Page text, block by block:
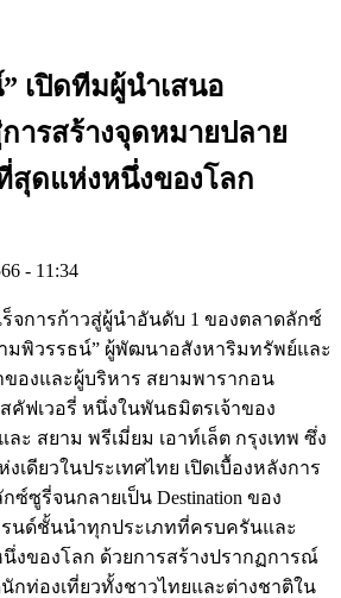
เปิดทีมผู้นำเสนอ
ารสร้างจุดหมายปลาย
ดแห่งหนึ่งของโลก
- 11:34
จการก้าวสู่ผู้นำอันดับ 1 ของตลาดลักซ์
มพิวรรธน์” ผู้พัฒนาอสังหาริมทรัพย์และ
องและผู้บริหาร สยามพารากอน
คัฟเวอรี่ หนึ่งในพันธมิตรเจ้าของ
ะ สยาม พรีเมี่ยม เอาท์เล็ต กรุงเทพ ซึ่ง
งเดียวในประเทศไทย เปิดเบื้องหลังการ
ซูรี่จนกลายเป็น Destination ของ
รนด์ชั้นนำทุกประเภทที่ครบครันและ
ของโลก ด้วยการสร้างปรากฏการณ์
กท่องเที่ยวทั้งชาวไทยและต่างชาติใน